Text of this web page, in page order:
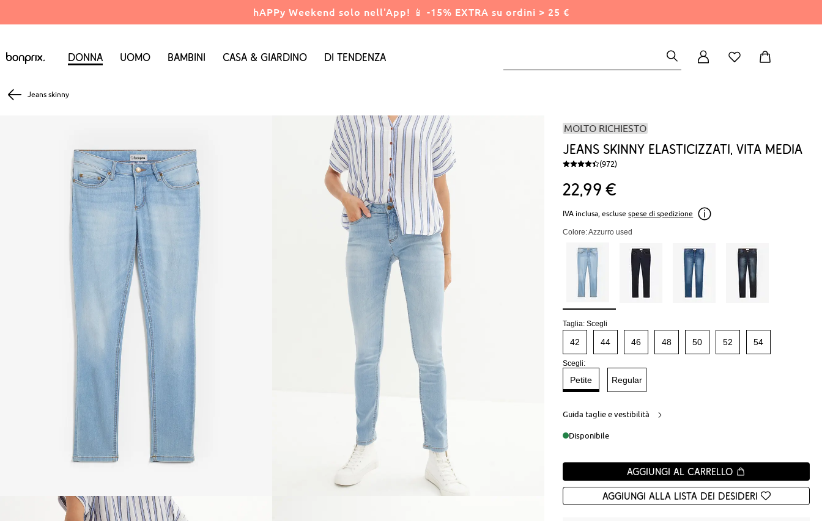
hAPPy Weekend solo nell'App! 📱 -15% EXTRA su ordini > 25 €
Donna Uomo Bambini Casa & Giardino Di tendenza
Jeans skinny
MOLTO RICHIESTO
Jeans skinny elasticizzati, vita media
(972)
22 99 €
IVA inclusa, escluse spese di spedizione
Colore: Azzurro used
Taglia:Scegli
42 44 46 48 50 52 54
Scegli:
Petite Regular
Guida taglie e vestibilità
Disponibile
Aggiungi al carrello
Aggiungi alla Lista dei desideri